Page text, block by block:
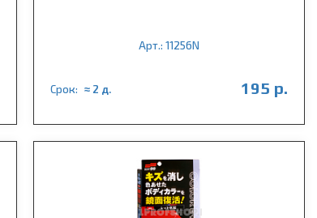
Арт.: 11256N
Срок: ≈ 2 д. 195 р.